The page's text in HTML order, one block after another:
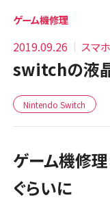
ゲーム機修理
2019.09.26 スマ
switchの液晶
Nintendo Switch
ゲーム機修
ぐらいに